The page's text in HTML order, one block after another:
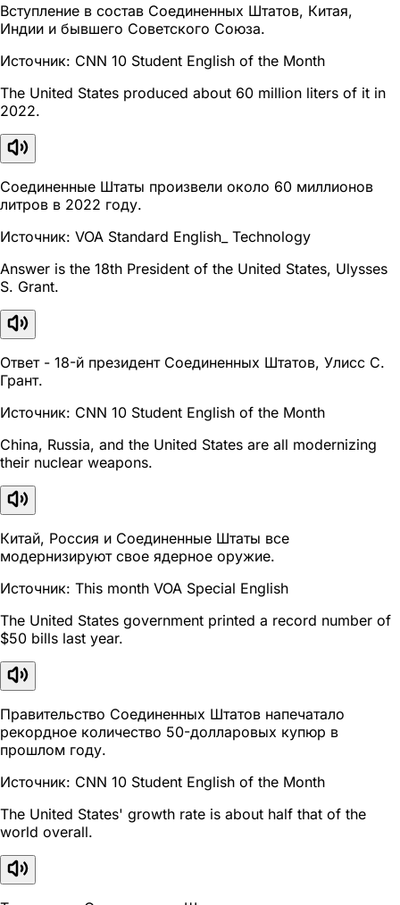
Вступление в состав Соединенных Штатов, Китая,
Индии и бывшего Советского Союза.
Источник: CNN 10 Student English of the Month
The United States produced about 60 million liters of it in
2022.
Соединенные Штаты произвели около 60 миллионов
литров в 2022 году.
Источник: VOA Standard English_ Technology
Answer is the 18th President of the United States, Ulysses
S. Grant.
Ответ - 18-й президент Соединенных Штатов, Улисс С.
Грант.
Источник: CNN 10 Student English of the Month
China, Russia, and the United States are all modernizing
their nuclear weapons.
Китай, Россия и Соединенные Штаты все
модернизируют свое ядерное оружие.
Источник: This month VOA Special English
The United States government printed a record number of
$50 bills last year.
Правительство Соединенных Штатов напечатало
рекордное количество 50-долларовых купюр в
прошлом году.
Источник: CNN 10 Student English of the Month
The United States' growth rate is about half that of the
world overall.